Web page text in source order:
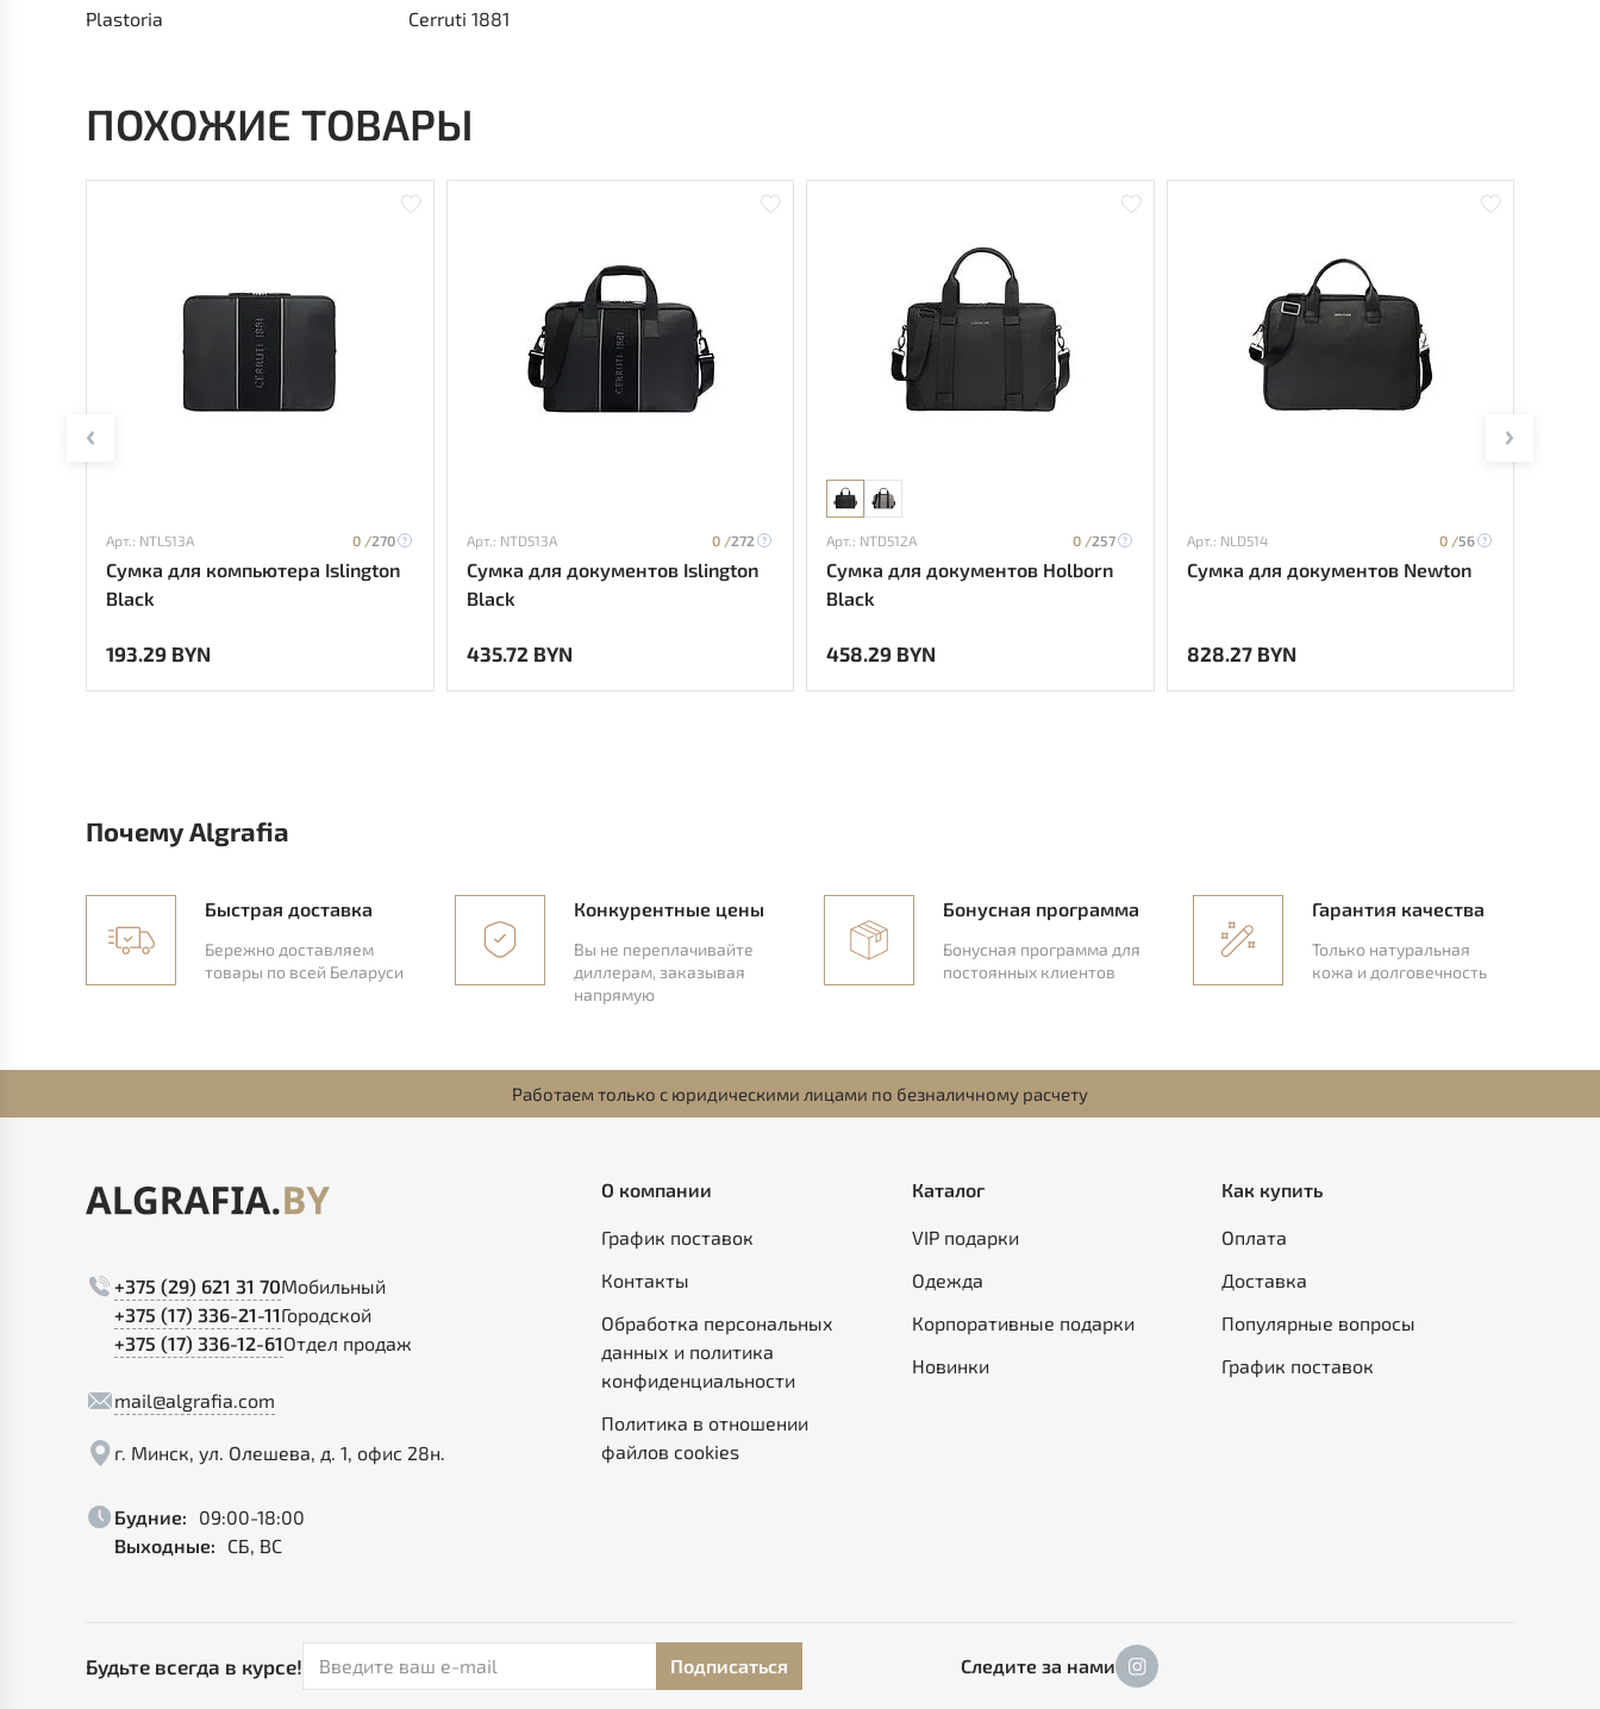
Plastoria
Cerruti 1881
ПОХОЖИЕ ТОВАРЫ
Арт.: NTL513A 0 /270
Сумка для компьютера Islington
Black
193.29 BYN
Арт.: NTD513A 0 /272
Сумка для документов Islington
Black
435.72 BYN
Арт.: NTD512A 0 /257
Сумка для документов Holborn
Black
458.29 BYN
Арт.: NLD514 0 /56
Сумка для документов Newton
828.27 BYN
Почему Algrafia
Быстрая доставка
Бережно доставляем
товары по всей Беларуси
Конкурентные цены
Вы не переплачивайте
диллерам, заказывая
напрямую
Бонусная программа
Бонусная программа для
постоянных клиентов
Гарантия качества
Только натуральная
кожа и долговечность
Работаем только с юридическими лицами по безналичному расчету
+375 (29) 621 31 70Мобильный
+375 (17) 336-21-11Городской
+375 (17) 336-12-61Отдел продаж
mail@algrafia.com
г. Минск, ул. Олешева, д. 1, офис 28н.
Будние:
09:00-18:00
Выходные:
СБ, ВС
О компании
График поставок
Контакты
Обработка персональных
данных и политика
конфиденциальности
Политика в отношении
файлов cookies
Каталог
VIP подарки
Одежда
Корпоративные подарки
Новинки
Как купить
Оплата
Доставка
Популярные вопросы
График поставок
Будьте всегда в курсе! Подписаться Следите за нами